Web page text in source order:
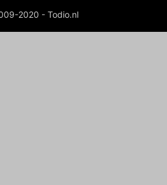
2020 - Todio.nl